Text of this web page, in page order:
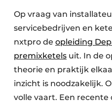
Op vraag van
servicebedrijven en
nxtpro de opleiding
premixketels uit. In de
theorie en praktijk
inzicht is noodzakelijk.
volle vaart. Een